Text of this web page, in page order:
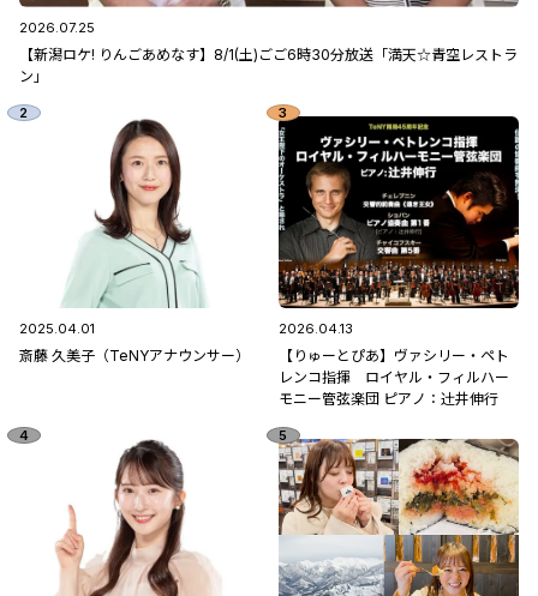
2026.07.25
【新潟ロケ! りんごあめなす】8/1(土)ごご6時30分放送「満天☆青空レストラ
ン」
2025.04.01
斎藤 久美子（TeNYアナウンサー）
2026.04.13
【りゅーとぴあ】ヴァシリー・ペト
レンコ指揮 ロイヤル・フィルハー
モニー管弦楽団 ピアノ：辻󠄀井伸行